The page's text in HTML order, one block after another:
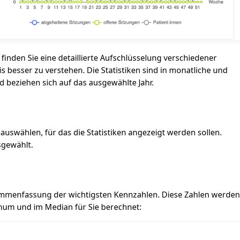
finden Sie eine detaillierte Aufschlüsselung verschiedener
besser zu verstehen. Die Statistiken sind in monatliche und
sich auf das ausgewählte Jahr.
für das die Statistiken angezeigt werden sollen.
der wichtigsten Kennzahlen. Diese Zahlen werden
und im Median für Sie berechnet: